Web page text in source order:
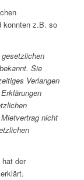
konnten z.B. so
Sie
Verlangen
nicht
der